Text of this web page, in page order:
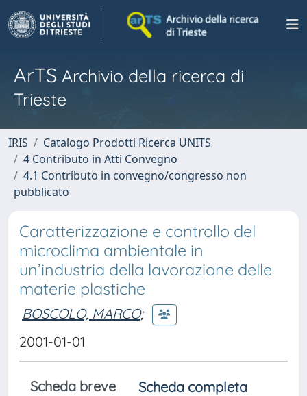
ArTS Archivio della ricerca di
Trieste
IRIS
Catalogo Prodotti Ricerca UNITS
4 Contributo in Atti Convegno
4.1 Contributo in convegno/congresso non
pubblicato
Caratterizzazione e controllo del
microclima ambientale in
un’industria della lavorazione delle
materie plastiche
BOSCOLO, MARCO;
2001-01-01
Scheda breve Scheda completa